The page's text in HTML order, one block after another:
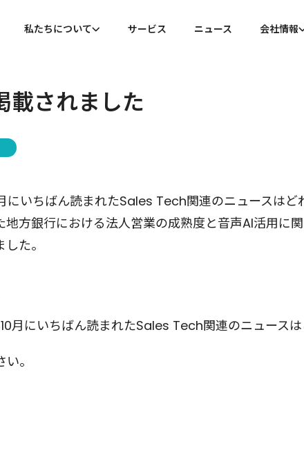
私たちについて
代表メッセージ
サービス ニュース 会社情報
されました
いちばん読まれたSales Tech関連のニュースはど
地方銀行における法人営業の成熟度と音声AI活用に
た。
月にいちばん読まれたSales Tech関連のニュース
。